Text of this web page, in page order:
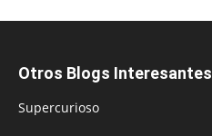
Otros Blogs Interesantes
Supercurioso